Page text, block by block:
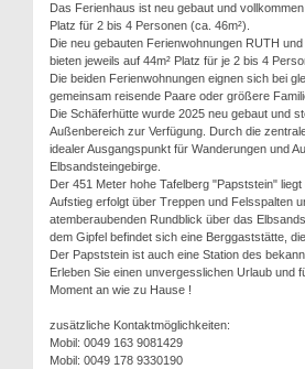
Das Ferienhaus ist neu gebaut und
Platz für 2 bis 4 Personen (ca. 46m²).
Die neu gebauten Ferienwohnungen RUTH
bieten jeweils auf 44m² Platz für je 2 bis 4
Die beiden Ferienwohnungen eignen sich bei
gemeinsam reisende Paare oder größere
Die Schäferhütte wurde 2025 neu gebaut und
Außenbereich zur Verfügung. Durch die
idealer Ausgangspunkt für Wanderungen und
Elbsandsteingebirge.
Der 451 Meter hohe Tafelberg "Papststein"
Aufstieg erfolgt über Treppen und Felsspalten
atemberaubenden Rundblick über das
dem Gipfel befindet sich eine Berggaststätte,
Der Papststein ist auch eine Station des
Erleben Sie einen unvergesslichen Urlaub und
Moment an wie zu Hause !
zusätzliche Kontaktmöglichkeiten:
Mobil: 0049 163 9081429
Mobil: 0049 178 9330190